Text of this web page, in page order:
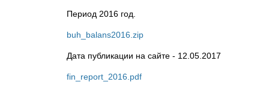
Период 2016 год.
buh_balans2016.zip
Дата публикации на сайте - 12.05.2017
fin_report_2016.pdf